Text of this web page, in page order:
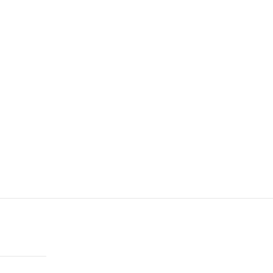
CO.,